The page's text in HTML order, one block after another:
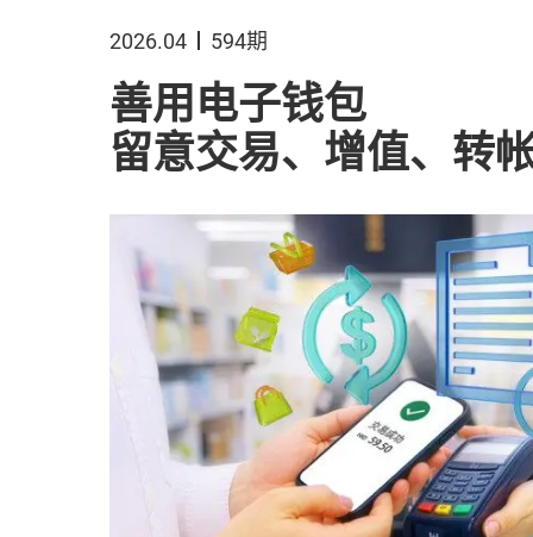
2026.04 594期
善用电子钱包
留意交易、增值、转